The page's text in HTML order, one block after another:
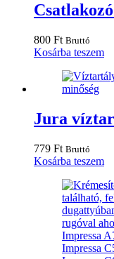
800 Ft Bruttó
Kosárba teszem
Jura
779 Ft Bruttó
Kosárba teszem